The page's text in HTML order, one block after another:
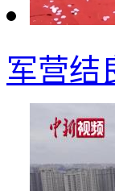
军营结